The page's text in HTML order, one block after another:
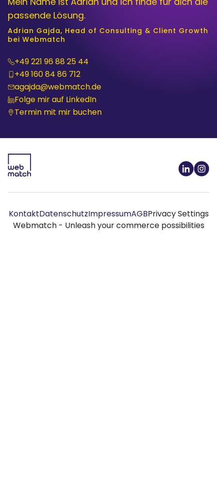
passende Lösung.
Adrian Gajda, Head of Consulting & Client Growth
bei Webmatch
+49 221 96 88 25 44
+49 16‬0 84 86 712
agajda@webmatch.de
Folge mir auf LinkedIn
Termin mit mir buchen
Webmatch - Unleash your commerce possibilities
KontaktDatenschutzImpressumAGBPrivacy Settings